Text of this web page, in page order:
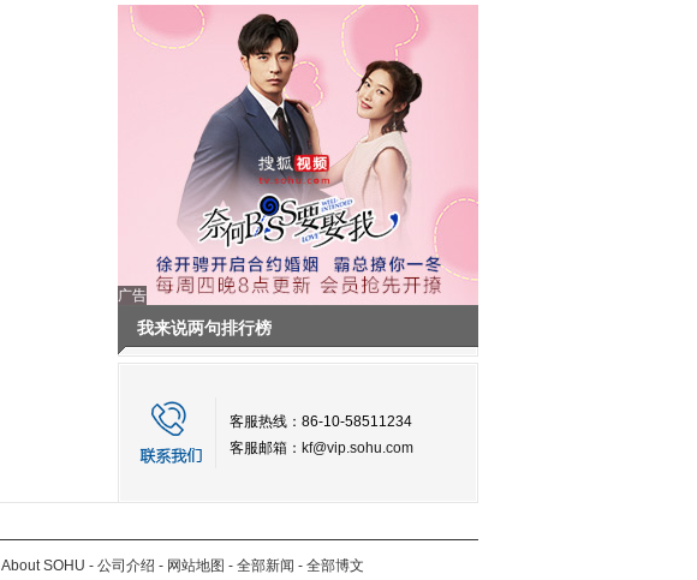
广告
我来说两句排行榜
客服热线：86-10-58511234
客服邮箱： kf@vip.sohu.com
About SOHU - 公司介绍 - 网站地图 - 全部新闻 - 全部博文